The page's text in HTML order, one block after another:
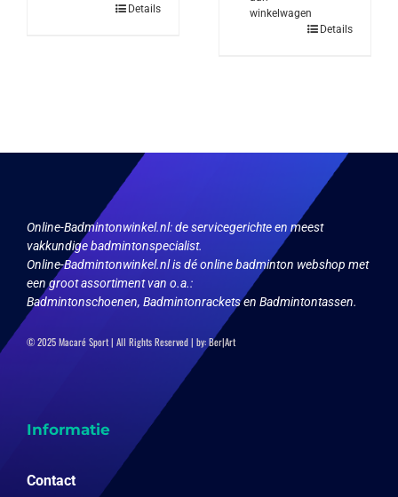
Details
winkelwagen
Details
Online-Badmintonwinkel.nl:de servicegerichte en meest
vakkundige badmintonspecialist.
Online-Badmintonwinkel.nl is dé online badminton webshop met
een groot assortiment van o.a.:
Badmintonschoenen, Badmintonrackets en Badmintontassen.
© 2025 Macaré Sport | All Rights Reserved | by:Ber|Art
Informatie
Contact